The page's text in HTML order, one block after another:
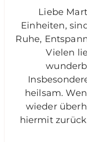
Liebe
Einheiten,
Ruhe,
Vielen
heilsam.
wieder
hiermit zurück